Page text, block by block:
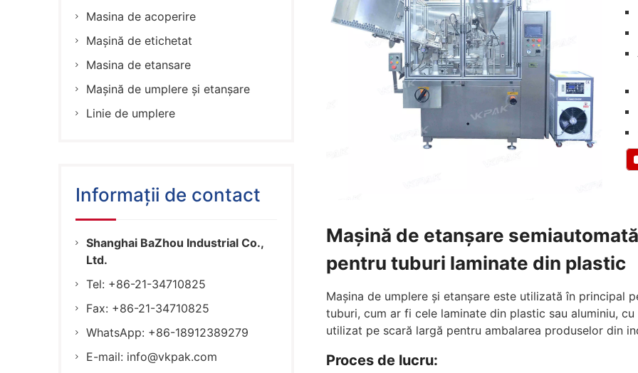
Mașină de etanșare
pentru tuburi laminate din plastic
Mașina de umplere și etanșare este utilizată în principal
tuburi, cum ar fi cele laminate din plastic sau aluminiu,
utilizat pe scară largă pentru ambalarea produselor din
Proces de lucru:
Masina de acoperire
Mașină de etichetat
Masina de etansare
Mașină de umplere și etanșare
Linie de umplere
Informații de contact
Shanghai BaZhou Industrial Co.,
Ltd.
Tel: +86-21-34710825
Fax: +86-21-34710825
WhatsApp: +86-18912389279
E-mail: info@vkpak.com